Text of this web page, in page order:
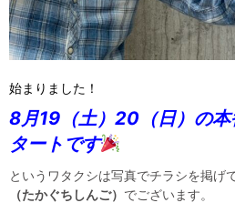
始まりました！
8月19（土）20（日）の本
タートです
というワタクシは写真でチラシを掲げ
（たかぐちしんご） でございます。